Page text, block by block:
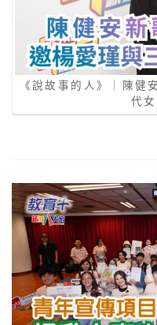
《說故事的人》｜陳健
代